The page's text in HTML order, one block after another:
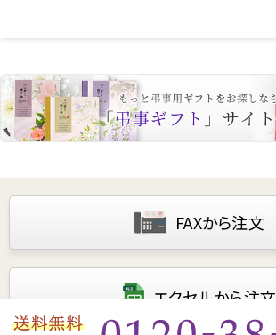
FAXから注文
エクセルから注文